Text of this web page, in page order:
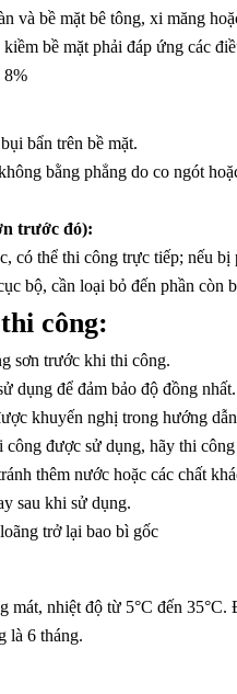
và bề mặt bê tông, xi măng
bề mặt phải đáp ứng các
8%
bẩn trên bề mặt.
bằng phẳng do co ngót
trước đó):
có thể thi công trực tiếp; nếu
bộ, cần loại bỏ đến phần còn
công:
sơn trước khi thi công.
dụng để đảm bảo độ đồng nhất.
khuyến nghị trong hướng
được sử dụng, hãy thi
thêm nước hoặc các chất
sau khi sử dụng.
trở lại bao bì gốc
mát, nhiệt độ từ 5°C đến
là 6 tháng.